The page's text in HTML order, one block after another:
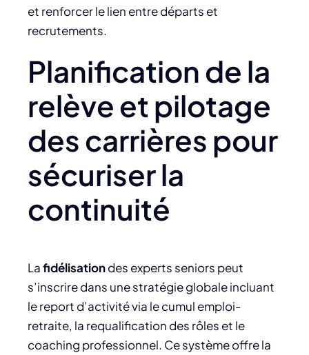
et renforcer le lien entre départs et
recrutements.
Planification de la
relève et pilotage
des carrières pour
sécuriser la
continuité
Lafidélisationdes experts seniors peut
s’inscrire dans une stratégie globale incluant
le report d’activité via le cumul emploi-
retraite, la requalification des rôles et le
coaching professionnel. Ce système offre la